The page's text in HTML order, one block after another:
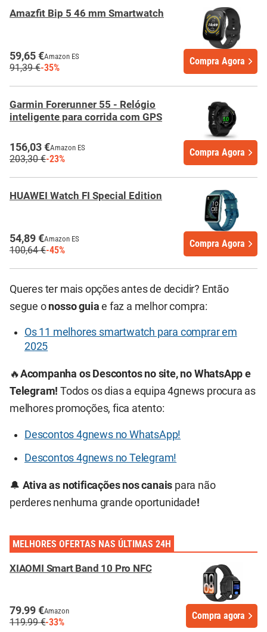
Amazfit Bip 5 46 mm Smartwatch
59,65 €Amazon ES
91,39 €-35%
Compra Agora
Garmin Forerunner 55 - Relógio
inteligente para corrida com GPS
156,03 €Amazon ES
203,30 €-23%
Compra Agora
HUAWEI Watch FI Special Edition
54,89 €Amazon ES
100,64 €-45%
Compra Agora
Queres ter mais opções antes de decidir? Então
segue o nosso guia e faz a melhor compra:
Os 11 melhores smartwatch para comprar em
2025
🔥Acompanha os Descontos no site, no WhatsApp e
Telegram! Todos os dias a equipa 4gnews procura as
melhores promoções, fica atento:
Descontos 4gnews no WhatsApp!
Descontos 4gnews no Telegram!
🔔 Ativa as notificações nos canais para não
perderes nenhuma grande oportunidade!
MELHORES OFERTAS NAS ÚLTIMAS 24H
XIAOMI Smart Band 10 Pro NFC
79.99 €Amazon
119.99 €-33%
Compra agora